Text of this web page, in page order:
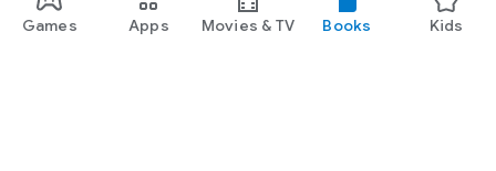
Games Apps Movies & TV Books Kids